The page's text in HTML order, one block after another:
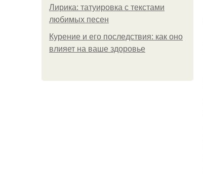
Лирика: татуировка с текстами
любимых песен
Курение и его последствия: как оно
влияет на ваше здоровье